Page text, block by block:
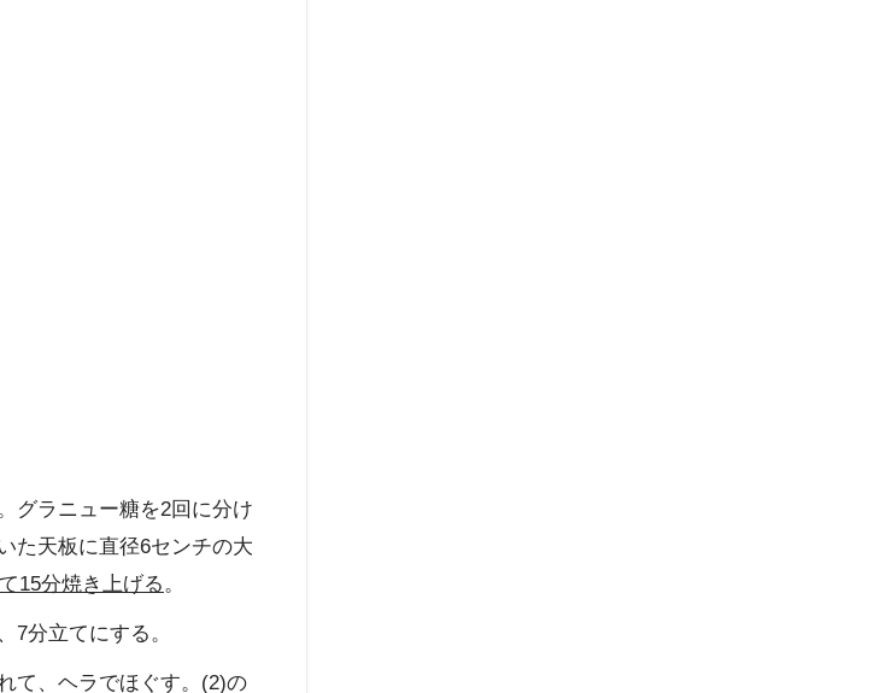
グラニュー糖を2回に分け
た天板に直径6センチの大
15分焼き上げる 。
7分立てにする。
て、ヘラでほぐす。(2)の